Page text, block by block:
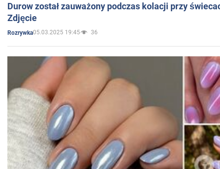
Durow został zauważony podczas kolacji przy
Zdjęcie
Rozrywka05.03.2025 19:45 36